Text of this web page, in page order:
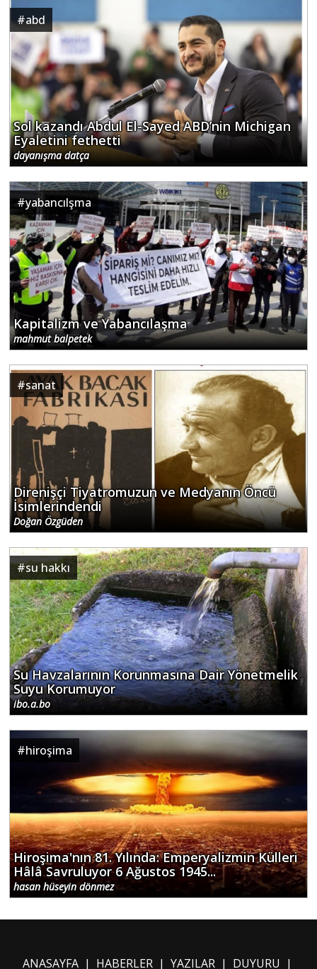
#abd
Sol kazandı Abdul El-Sayed ABD’nin Michigan
Eyaletini fethetti
dayanışma datça
#yabancılşma
Kapitalizm ve Yabancılaşma
mahmut balpetek
#sanat
Direnişçi Tiyatromuzun ve Medyanın Öncü
İsimlerindendi
Doğan Özgüden
#su hakkı
Su Havzalarının Korunmasına Dair Yönetmelik
Suyu Korumuyor
ibo.a.bo
#hiroşima
Hiroşima'nın 81. Yılında: Emperyalizmin Külleri
Hâlâ Savruluyor 6 Ağustos 1945...
hasan hüseyin dönmez
ANASAYFA| HABERLER| YAZILAR| DUYURU |